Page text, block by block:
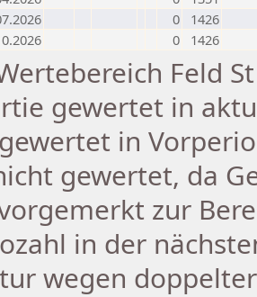
0
1426
0 1426
Feld
gewertet in
in
gewertet, da
zur
in der
wegen